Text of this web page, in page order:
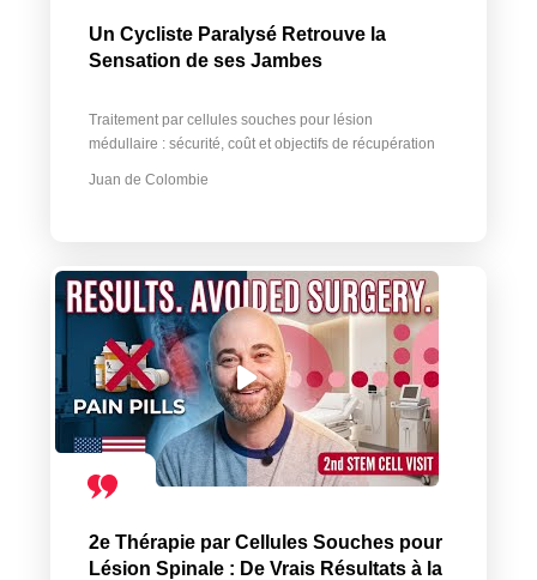
Un Cycliste Paralysé Retrouve la
Sensation de ses Jambes
Traitement par cellules souches pour lésion
médullaire : sécurité, coût et objectifs de récupération
Juan de Colombie
2e Thérapie par Cellules Souches pour
Lésion Spinale : De Vrais Résultats à la